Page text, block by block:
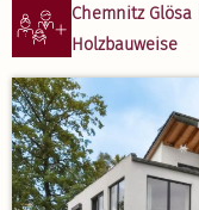
Chemnitz
Holzbau­weise